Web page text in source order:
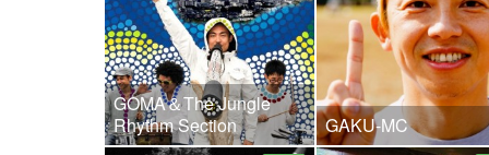
GOMA＆The Jungle
Rhythm Section
GAKU-MC